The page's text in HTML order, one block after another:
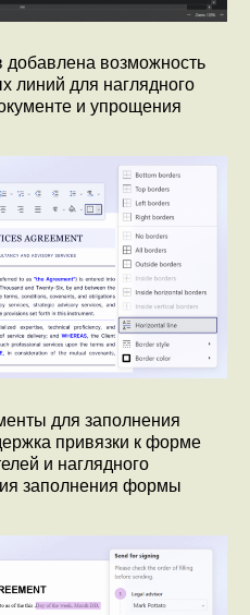
добавлена возможность
линий для наглядного
и упрощения
для заполнения
привязки к форме
и наглядного
заполнения формы